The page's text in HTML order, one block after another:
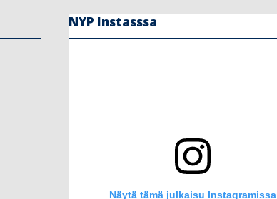
NYP Instasssa
Näytä tämä julkaisu Instagramissa